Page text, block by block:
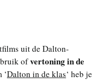
uit de Dalton-
ofvertoning in de
‘Dalton in de klas‘ heb je